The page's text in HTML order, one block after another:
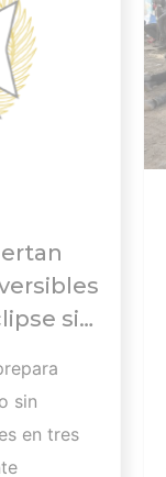
sin
la
el
sin
en tres